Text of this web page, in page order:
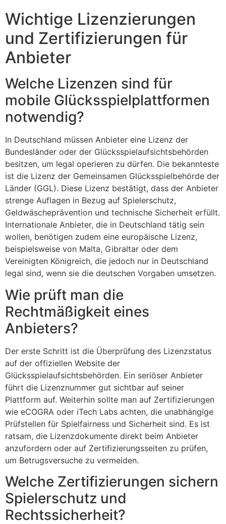
Wichtige Lizenzierungen
und Zertifizierungen für
Anbieter
Welche Lizenzen sind für
mobile Glücksspielplattformen
notwendig?
In Deutschland müssen Anbieter eine Lizenz der
Bundesländer oder der Glücksspielaufsichtsbehörden
besitzen, um legal operieren zu dürfen. Die bekannteste
ist die Lizenz der Gemeinsamen Glücksspielbehörde der
Länder (GGL). Diese Lizenz bestätigt, dass der Anbieter
strenge Auflagen in Bezug auf Spielerschutz,
Geldwäscheprävention und technische Sicherheit erfüllt.
Internationale Anbieter, die in Deutschland tätig sein
wollen, benötigen zudem eine europäische Lizenz,
beispielsweise von Malta, Gibraltar oder dem
Vereinigten Königreich, die jedoch nur in Deutschland
legal sind, wenn sie die deutschen Vorgaben umsetzen.
Wie prüft man die
Rechtmäßigkeit eines
Anbieters?
Der erste Schritt ist die Überprüfung des Lizenzstatus
auf der offiziellen Website der
Glücksspielaufsichtsbehörden. Ein seriöser Anbieter
führt die Lizenznummer gut sichtbar auf seiner
Plattform auf. Weiterhin sollte man auf Zertifizierungen
wie eCOGRA oder iTech Labs achten, die unabhängige
Prüfstellen für Spielfairness und Sicherheit sind. Es ist
ratsam, die Lizenzdokumente direkt beim Anbieter
anzufordern oder auf Zertifizierungsseiten zu prüfen,
um Betrugsversuche zu vermeiden.
Welche Zertifizierungen sichern
Spielerschutz und
Rechtssicherheit?